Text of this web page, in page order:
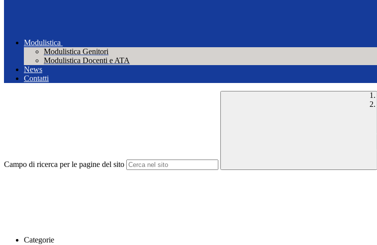
Modulistica
Modulistica Genitori
Modulistica Docenti e ATA
News
Contatti
Campo di ricerca per le pagine del sito
Categorie